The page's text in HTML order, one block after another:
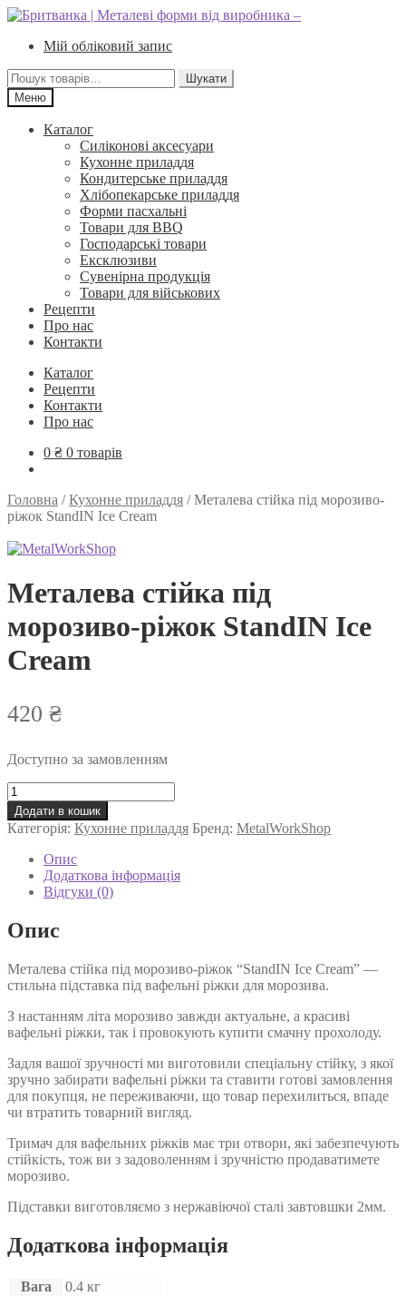
Перейти
навігації
Перейти
вмістуМій обліковий запис
Шукати:
Шукати
Меню
Каталог
Силіконові аксесуари
Кухонне приладдя
Кондитерське приладдя
Хлібопекарське приладдя
Форми пасхальні
Товари для BBQ
Господарські товари
Ексклюзиви
Сувенірна продукція
Товари для військових
Рецепти
Про нас
Контакти
Каталог
Рецепти
Контакти
Про нас
0 ₴ 0 товарів
Головна /Кухонне приладдя /Металева стійка під морозиво-
ріжок StandIN Ice Cream
Металева стійка під
морозиво-ріжок StandIN Ice
Cream
420 ₴
Доступно за замовленням
Металева
стійка
під
морозиво-
ріжок
StandIN
Cream
кількість
Додати в кошик
Категорія: Кухонне приладдя Бренд: MetalWorkShop
Опис
Додаткова інформація
Відгуки (0)
Опис
Металева стійка під морозиво-ріжок “StandIN Ice Cream” —
стильна підставка під вафельні ріжки для морозива.
З настанням літа морозиво завжди актуальне, а красиві
вафельні ріжки, так і провокують купити смачну прохолоду.
Задля вашої зручності ми виготовили спеціальну стійку, з якої
зручно забирати вафельні ріжки та ставити готові замовлення
для покупця, не переживаючи, що товар перехилиться, впаде
чи втратить товарний вигляд.
Тримач для вафельних ріжків має три отвори, які забезпечують
стійкість, тож ви з задоволенням і зручністю продаватимете
морозиво.
Підставки виготовляємо з нержавіючої сталі завтовшки 2мм.
Додаткова інформація
Вага
0.4 кг